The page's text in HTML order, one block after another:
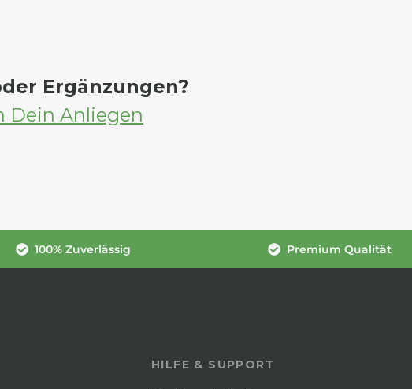
Ergänzungen?
Dein Anliegen
100% Zuverlässig Premium Qualität
HILFE & SUPPORT